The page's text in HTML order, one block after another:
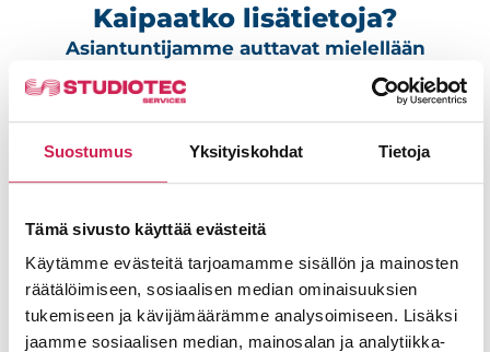
Suostumus Yksityiskohdat Tietoja
Tämä sivusto käyttää evästeitä
Käytämme evästeitä tarjoamamme sisällön ja mainosten
räätälöimiseen, sosiaalisen median ominaisuuksien
tukemiseen ja kävijämäärämme analysoimiseen. Lisäksi
jaamme sosiaalisen median, mainosalan ja analytiikka-
Kaipaatko lisätietoja?
Asiantuntijamme auttavat mielellään
tarpeisiinne sopivan ratkaisun valinnassa.
TARVITSETKO
ORGANISAATIOSI
AV-ASIOISSA?
– Ota yhteys
Mitroon!
Toivotko
meidän
olevan
yhteydessä
sinuun?